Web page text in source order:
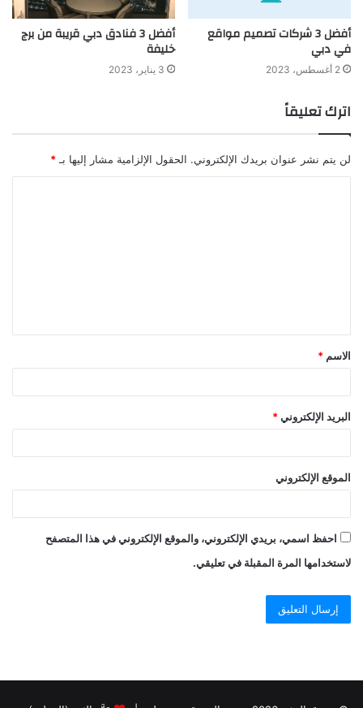
أفضل 3 شركات تصميم مواقع
في دبي
2 أغسطس، 2023
أفضل 3 فنادق دبي قريبة من برج
خليفة
3 يناير، 2023
اترك تعليقاً
لن يتم نشر عنوان بريدك الإلكتروني. الحقول الإلزامية مشار إليها بـ *
الاسم *
البريد الإلكتروني *
الموقع الإلكتروني
احفظ اسمي، بريدي الإلكتروني، والموقع الإلكتروني في هذا المتصفح
لاستخدامها المرة المقبلة في تعليقي.